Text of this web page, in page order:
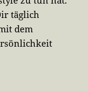
täglich
dem